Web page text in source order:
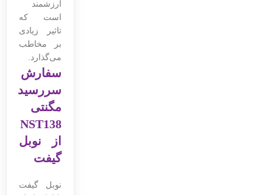
ارزشمند
است که
تاثیر زیادی
بر مخاطب
می‌گذارد.
سفارش
سررسید
مگنتی
NST138
از نوبل
گیفت
نوبل گیفت